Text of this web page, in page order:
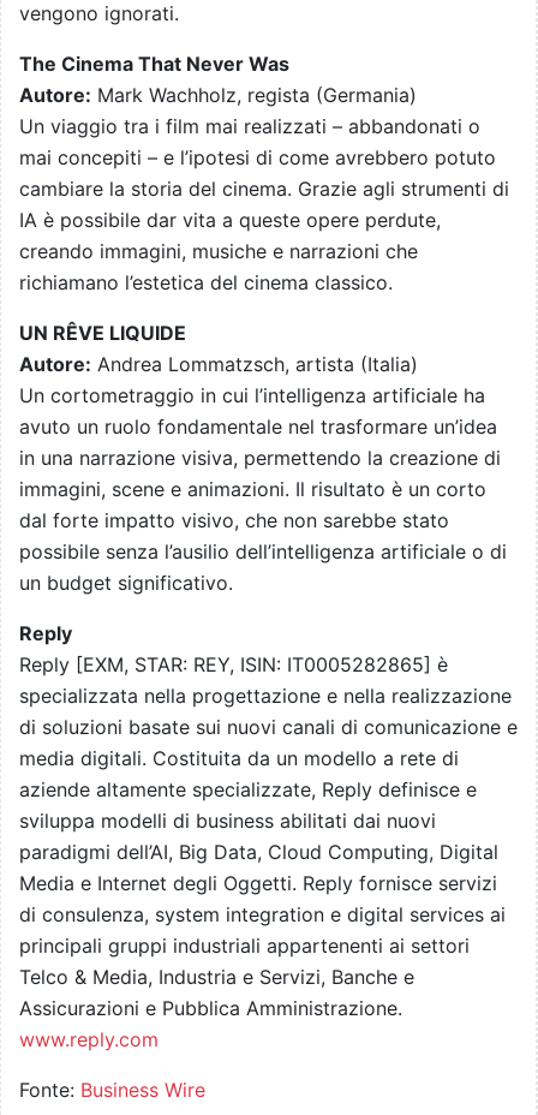
vengono ignorati.
The Cinema That Never Was
Autore: Mark Wachholz, regista (Germania)
Un viaggio tra i film mai realizzati – abbandonati o
mai concepiti – e l’ipotesi di come avrebbero potuto
cambiare la storia del cinema. Grazie agli strumenti di
IA è possibile dar vita a queste opere perdute,
creando immagini, musiche e narrazioni che
richiamano l’estetica del cinema classico.
UN RÊVE LIQUIDE
Autore: Andrea Lommatzsch, artista (Italia)
Un cortometraggio in cui l’intelligenza artificiale ha
avuto un ruolo fondamentale nel trasformare un’idea
in una narrazione visiva, permettendo la creazione di
immagini, scene e animazioni. Il risultato è un corto
dal forte impatto visivo, che non sarebbe stato
possibile senza l’ausilio dell’intelligenza artificiale o di
un budget significativo.
Reply
Reply [EXM, STAR: REY, ISIN: IT0005282865] è
specializzata nella progettazione e nella realizzazione
di soluzioni basate sui nuovi canali di comunicazione e
media digitali. Costituita da un modello a rete di
aziende altamente specializzate, Reply definisce e
sviluppa modelli di business abilitati dai nuovi
paradigmi dell’AI, Big Data, Cloud Computing, Digital
Media e Internet degli Oggetti. Reply fornisce servizi
di consulenza, system integration e digital services ai
principali gruppi industriali appartenenti ai settori
Telco & Media, Industria e Servizi, Banche e
Assicurazioni e Pubblica Amministrazione.
www.reply.com
Fonte: Business Wire